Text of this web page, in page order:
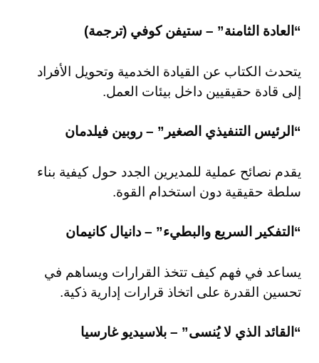
“العادة الثامنة” – ستيفن كوفي (ترجمة)
يتحدث الكتاب عن القيادة الخدمية وتحويل الأفراد
إلى قادة حقيقيين داخل بيئات العمل.
“الرئيس التنفيذي الصغير” – روبين فيلدمان
يقدم نصائح عملية للمديرين الجدد حول كيفية بناء
سلطة حقيقية دون استخدام القوة.
“التفكير السريع والبطيء” – دانيال كانيمان
يساعد في فهم كيف تتخذ القرارات ويساهم في
تحسين القدرة على اتخاذ قرارات إدارية ذكية.
“القائد الذي لا يُنسى” – بلاسيديو غارسيا